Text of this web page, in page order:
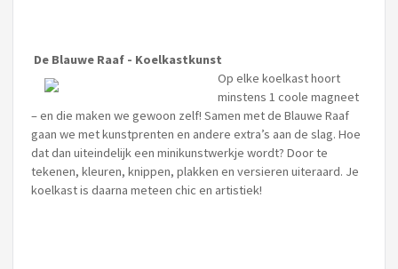
De Blauwe Raaf - Koelkastkunst
Op elke koelkast hoort
minstens 1 coole magneet
– en die maken we gewoon zelf! Samen met de Blauwe Raaf
gaan we met kunstprenten en andere extra’s aan de slag. Hoe
dat dan uiteindelijk een minikunstwerkje wordt? Door te
tekenen, kleuren, knippen, plakken en versieren uiteraard. Je
koelkast is daarna meteen chic en artistiek!